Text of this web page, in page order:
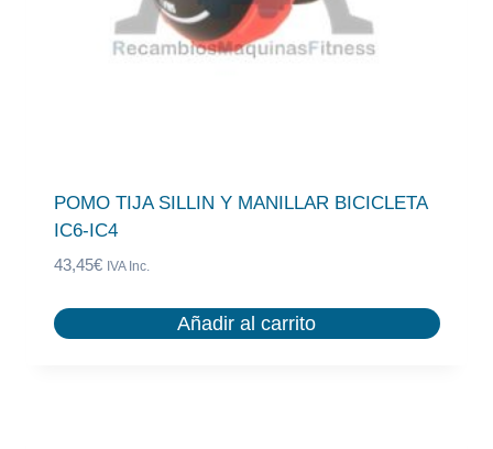
POMO TIJA SILLIN Y MANILLAR BICICLETA
IC6-IC4
43,45€ IVA Inc.
Añadir al carrito